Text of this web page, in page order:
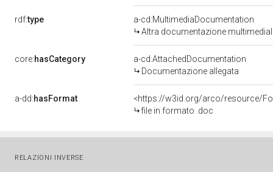
rdf:type
a-cd:MultimediaDocumentation
Altra documentazione
core:hasCategory
a-cd:AttachedDocumentation
Documentazione allegata
a-dd:hasFormat
<https://w3id.org/arco/resource/
file in formato .doc
RELAZIONI INVERSE